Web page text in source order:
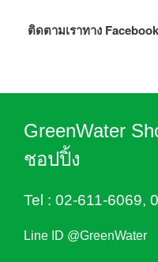
ติดตามเราทาง
GreenWater
ชอปปิ้ง
Tel : 02-611-6069,
Line ID @GreenWater